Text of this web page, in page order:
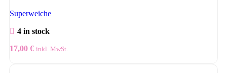
Superweiche
4 in stock
17,00 € inkl. MwSt.